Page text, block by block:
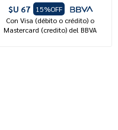
$U 67
15%OFF
Con Visa (débito o crédito) o
Mastercard (credito) del BBVA